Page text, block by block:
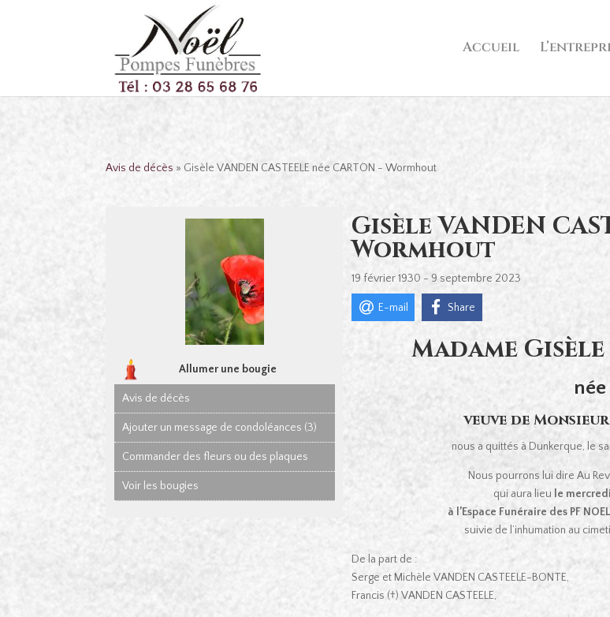
Accueil
Avis de décès » Gisèle VANDEN CASTEELE née CARTON - Wormhout
Allumer une bougie
Avis de décès
Ajouter un message de condoléances (3)
Commander des fleurs ou des plaques
Voir les bougies
Gisèle VANDEN
Wormhout
19 février 1930 - 9 septembre 2023
E-mail Share
Madame Gisèle
veuve de Monsieur
nous a quittés à Dunkerque, le
Nous pourrons lui dire Au
qui aura lieu le
à l’Espace Funéraire des PF
suivie de l’inhumation au
De la part de :
Serge et Michèle VANDEN CASTEELE-BONTE,
Francis (†) VANDEN CASTEELE,